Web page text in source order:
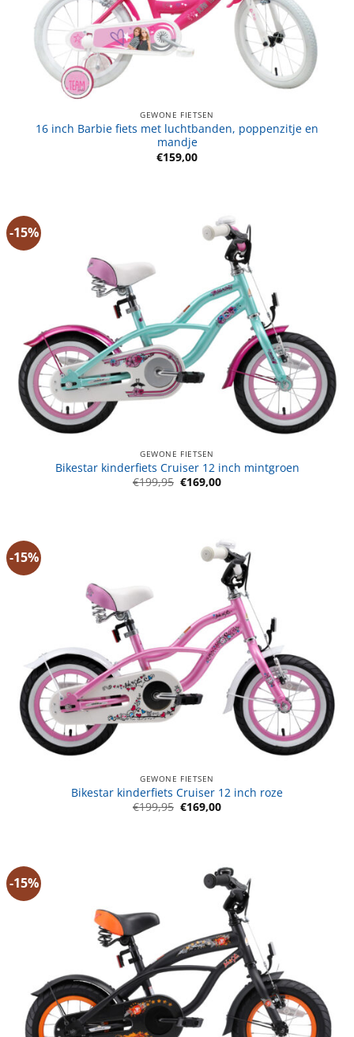
GEWONE FIETSEN
16 inch Barbie fiets met luchtbanden, poppenzitje en
mandje
€159,00
-15%
GEWONE FIETSEN
Bikestar kinderfiets Cruiser 12 inch mintgroen
€199,95 Oorspronkelijke
€169,00Huidige
-15%
GEWONE FIETSEN
Bikestar kinderfiets Cruiser 12 inch roze
€199,95 Oorspronkelijke
€169,00Huidige
-15%